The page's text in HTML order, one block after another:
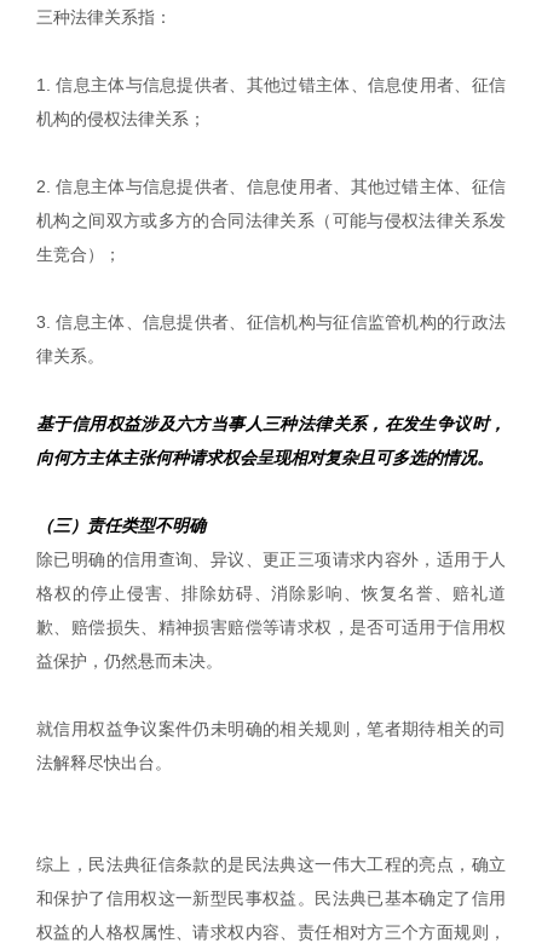
三种法律关系指：
1. 信息主体与信息提供者、其他过错主体、信息使用者、征信
机构的侵权法律关系；
2. 信息主体与信息提供者、信息使用者、其他过错主体、征信
机构之间双方或多方的合同法律关系（可能与侵权法律关系发
生竞合）；
3. 信息主体、信息提供者、征信机构与征信监管机构的行政法
律关系。
基于信用权益涉及六方当事人三种法律关系，在发生争议时，
向何方主体主张何种请求权会呈现相对复杂且可多选的情况。
（三）责任类型不明确
除已明确的信用查询、异议、更正三项请求内容外，适用于人
格权的停止侵害、排除妨碍、消除影响、恢复名誉、赔礼道
歉、赔偿损失、精神损害赔偿等请求权，是否可适用于信用权
益保护，仍然悬而未决。
就信用权益争议案件仍未明确的相关规则，笔者期待相关的司
法解释尽快出台。
综上，民法典征信条款的是民法典这一伟大工程的亮点，确立
和保护了信用权这一新型民事权益。民法典已基本确定了信用
权益的人格权属性、请求权内容、责任相对方三个方面规则，